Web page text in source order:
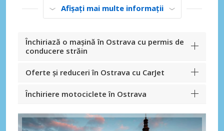
Afișați mai multe informații
Închiriază o mașină în Ostrava cu permis de
conducere străin
Oferte și reduceri în Ostrava cu CarJet
Închiriere motociclete în Ostrava